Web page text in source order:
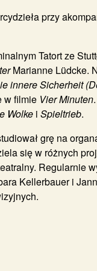
przy
Tatort ze
Marianne Lüdcke.
innere Sicherheit
w filmie Vier Minuten
Wolke i Spieltrieb.
grę na
się w różnych
Regularnie
Kellerbauer i